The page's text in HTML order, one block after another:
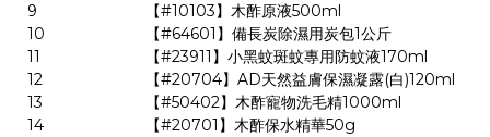
9
【#10103】木酢原液500ml
10
【#64601】備長炭除濕用炭包1公斤
11
【#23911】小黑蚊斑蚊專用防蚊液170ml
12
【#20704】AD天然益膚保濕凝露(白)120ml
13
【#50402】木酢寵物洗毛精1000ml
14
【#20701】木酢保水精華50g